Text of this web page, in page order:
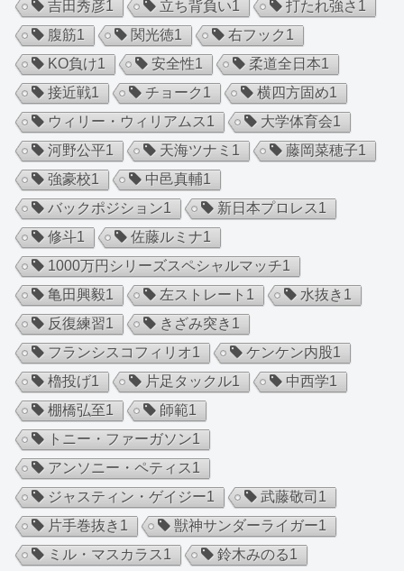
吉田秀彦1 立ち背負い1 打たれ強さ 1
腹筋1 関光徳1 右フック1
KO負け1 安全性1 柔道全日本1
接近戦1 チョーク1 横四方固め1
ウィリー・ウィリアムス1 大学体育会1
河野公平1 天海ツナミ 1 藤岡菜穂子1
強豪校1 中邑真輔1
バックポジション1 新日本プロレス1
修斗1 佐藤ルミナ1
1000万円シリーズスペシャルマッチ1
亀田興毅1 左ストレート 1 水抜き 1
反復練習1 きざみ突き 1
フランシスコフィリオ1 ケンケン内股1
櫓投げ1 片足タックル1 中西学1
棚橋弘至1 師範1
トニー・ファーガソン1
アンソニー・ペティス1
ジャスティン・ゲイジー1 武藤敬司 1
片手巻抜き 1 獣神サンダーライガー1
ミル・マスカラス1 鈴木みのる1